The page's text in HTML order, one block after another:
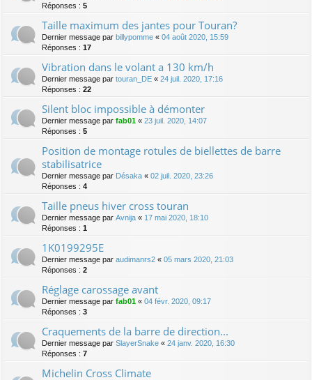
Réponses : 5
Taille maximum des jantes pour Touran?
Dernier message par billypomme « 04 août 2020, 15:59
Réponses : 17
Vibration dans le volant a 130 km/h
Dernier message par touran_DE « 24 juil. 2020, 17:16
Réponses : 22
Silent bloc impossible à démonter
Dernier message par fab01 « 23 juil. 2020, 14:07
Réponses : 5
Position de montage rotules de biellettes de barre
stabilisatrice
Dernier message par Désaka « 02 juil. 2020, 23:26
Réponses : 4
Taille pneus hiver cross touran
Dernier message par Avnija « 17 mai 2020, 18:10
Réponses : 1
1K0199295E
Dernier message par audimanrs2 « 05 mars 2020, 21:03
Réponses : 2
Réglage carossage avant
Dernier message par fab01 « 04 févr. 2020, 09:17
Réponses : 3
Craquements de la barre de direction...
Dernier message par SlayerSnake « 24 janv. 2020, 16:30
Réponses : 7
Michelin Cross Climate